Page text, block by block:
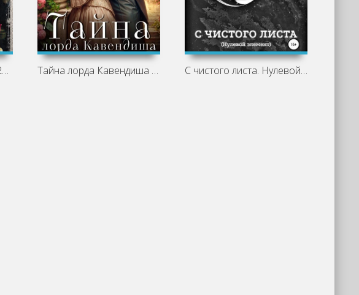
Самая страшная книга 2025 (Сборник) Тайна лорда Кавендиша - Татьяна Ма С чистого листа. Нулевой элемент -